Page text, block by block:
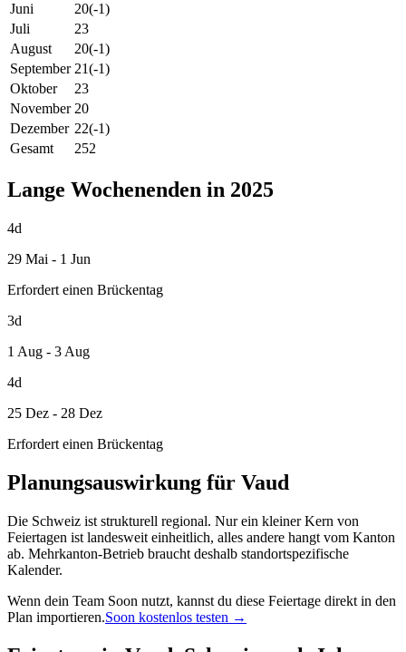
Juni
20(-1)
Juli
23
August
20(-1)
September 21(-1)
Oktober
23
November 20
Dezember 22(-1)
Gesamt
252
Lange Wochenenden in 2025
4d
29 Mai - 1 Jun
Erfordert einen Brückentag
3d
1 Aug - 3 Aug
4d
25 Dez - 28 Dez
Erfordert einen Brückentag
Planungsauswirkung für Vaud
Die Schweiz ist strukturell regional. Nur ein kleiner Kern von
Feiertagen ist landesweit einheitlich, alles andere hangt vom Kanton
ab. Mehrkanton-Betrieb braucht deshalb standortspezifische
Kalender.
Wenn dein Team Soon nutzt, kannst du diese Feiertage direkt in den
Plan importieren.Soon kostenlos testen →